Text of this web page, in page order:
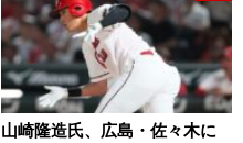
山崎隆造氏、広島・佐々木に